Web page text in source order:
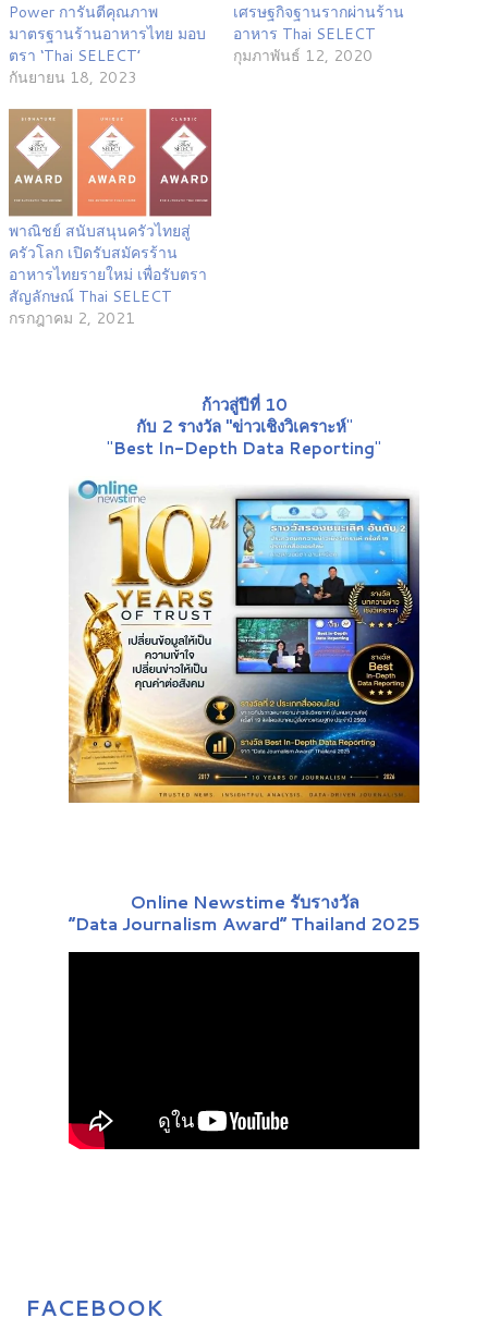
Power การันตีคุณภาพ
มาตรฐานร้านอาหารไทย มอบ
ตรา ‘Thai SELECT’
กันยายน 18, 2023
เศรษฐกิจฐานรากผ่านร้าน
อาหาร Thai SELECT
กุมภาพันธ์ 12, 2020
พาณิชย์ สนับสนุนครัวไทยสู่
ครัวโลก เปิดรับสมัครร้าน
อาหารไทยรายใหม่ เพื่อรับตรา
สัญลักษณ์ Thai SELECT
กรกฎาคม 2, 2021
ก้าวสู่ปีที่ 10
กับ 2 รางวัล "ข่าวเชิงวิเคราะห์"
"Best In-Depth Data Reporting"
Online Newstime รับรางวัล
“Data Journalism Award” Thailand 2025
FACEBOOK